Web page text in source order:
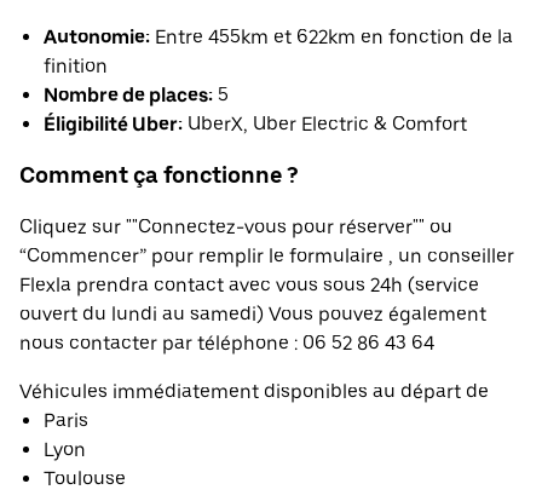
Autonomie: Entre 455km et 622km en fonction de la
finition
Nombre de places: 5
Éligibilité Uber: UberX, Uber Electric & Comfort
Comment ça fonctionne ?
Cliquez sur ""Connectez-vous pour réserver"" ou
“Commencer” pour remplir le formulaire , un conseiller
Flexla prendra contact avec vous sous 24h (service
ouvert du lundi au samedi) Vous pouvez également
nous contacter par téléphone : 06 52 86 43 64
Véhicules immédiatement disponibles au départ de
Paris
Lyon
Toulouse